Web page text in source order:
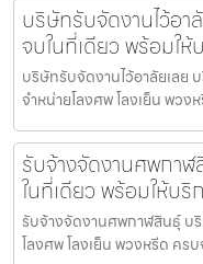
บริษัทรับจัดงานไว้อ
จบในที่เดียว พร้อมให้
บริษัทรับจัดงานไว้อาลัยเลย
จำหน่ายโลงศพ โลงเย็น พว
รับจ้างจัดงานศพกา
ในที่เดียว พร้อมให้บริ
รับจ้างจัดงานศพกาฬสินธุ์ บ
โลงศพ โลงเย็น พวงหรีด คร